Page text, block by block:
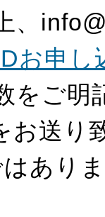
、
お申し
をご明
お送り
はあり